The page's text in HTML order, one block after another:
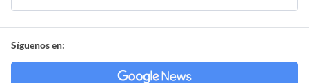
Síguenos en: